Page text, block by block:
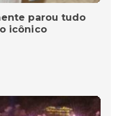
parou tudo
icônico